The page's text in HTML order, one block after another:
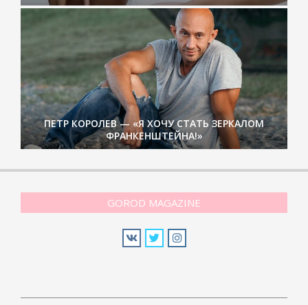
ПЕТР КОРОЛЕВ — «Я ХОЧУ СТАТЬ ЗЕРКАЛОМ
ФРАНКЕНШТЕЙНА!»
GOROD MAGAZINE